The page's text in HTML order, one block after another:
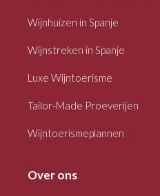
Wijnhuizen in Spanje
Wijnstreken in Spanje
Luxe Wijntoerisme
Tailor-Made Proeverijen
Wijntoerismeplannen
Over ons